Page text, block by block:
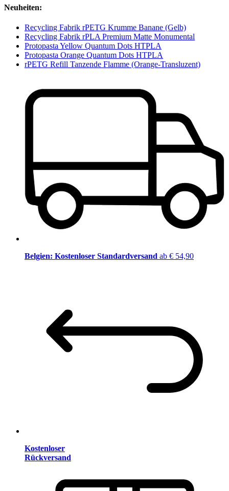
Neuheiten:
Recycling Fabrik rPETG Krumme Banane (Gelb)
Recycling Fabrik rPLA Premium Matte Monumental
Protopasta Yellow Quantum Dots HTPLA
Protopasta Orange Quantum Dots HTPLA
rPETG Refill Tanzende Flamme (Orange-Transluzent)
Belgien: Kostenloser Standardversand ab € 54,90
Kostenloser
Rückversand